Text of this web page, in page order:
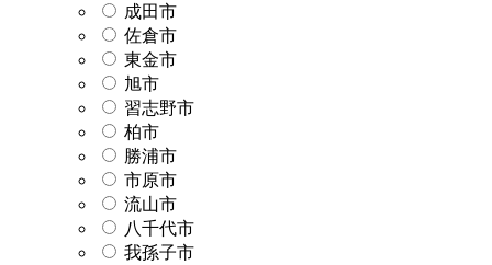
成田市
佐倉市
東金市
旭市
習志野市
柏市
勝浦市
市原市
流山市
八千代市
我孫子市